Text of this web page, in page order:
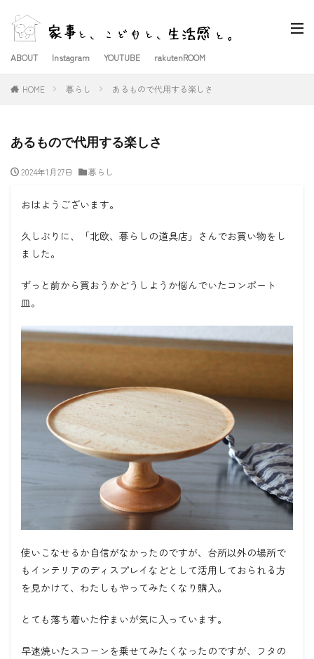
ABOUT Instagram YOUTUBE rakutenROOM
HOME 暮らし あるもので代用する楽しさ
あるもので代用する楽しさ
2024年1月27日 暮らし
おはようございます。
久しぶりに、「北欧、暮らしの道具店」さんでお買い物をし
ました。
ずっと前から買おうかどうしようか悩んでいたコンポート
皿。
使いこなせるか自信がなかったのですが、台所以外の場所で
もインテリアのディスプレイなどとして活用しておられる方
を見かけて、わたしもやってみたくなり購入。
とても落ち着いた佇まいが気に入っています。
早速焼いたスコーンを乗せてみたくなったのですが、フタの